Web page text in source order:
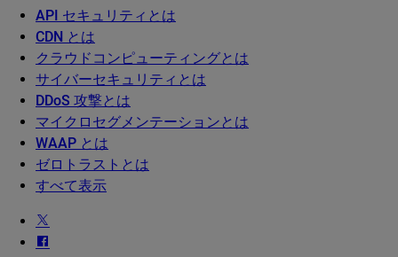
API セキュリティとは
CDN とは
クラウドコンピューティングとは
サイバーセキュリティとは
DDoS 攻撃とは
マイクロセグメンテーションとは
WAAP とは
ゼロトラストとは
すべて表示